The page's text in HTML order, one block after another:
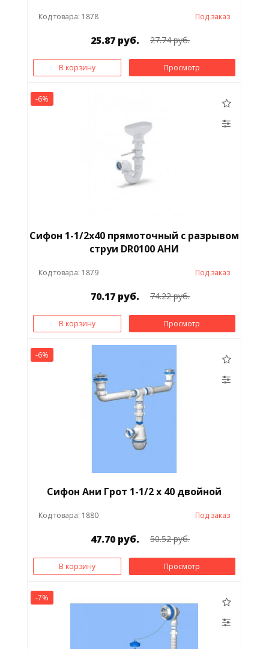
Код товара: 1878 Под заказ
25.87 руб. 27.74 руб.
В корзину Просмотр
-6%
Сифон 1-1/2х40 прямоточный с разрывом
струи DR0100 АНИ
Код товара: 1879 Под заказ
70.17 руб. 74.22 руб.
В корзину Просмотр
-6%
Сифон Ани Грот 1-1/2 х 40 двойной
Код товара: 1880 Под заказ
47.70 руб. 50.52 руб.
В корзину Просмотр
-7%